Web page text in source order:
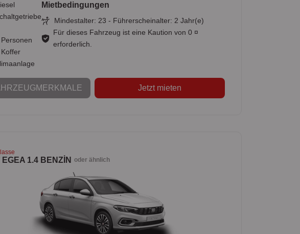
Personen
Mietbedingungen
Mindestalter: 23 - Führerscheinalter: 2 Jahr(e)
Für dieses Fahrzeug ist eine Kaution von 0 ¤
erforderlich.
Jetzt mieten
EGEA 1.4 BENZİN oder ähnlich